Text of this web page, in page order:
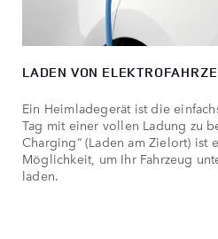
LADEN VON
Ein Heimladegerät ist die
Tag mit einer vollen Ladung zu
Charging“ (Laden am Zielort) ist
Möglichkeit, um Ihr Fahrzeug
laden.